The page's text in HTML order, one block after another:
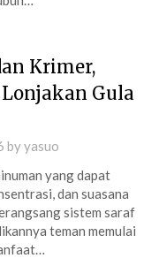
Krimer,
Gula
byyasuo
yang dapat
dan suasana
sistem saraf
teman memulai